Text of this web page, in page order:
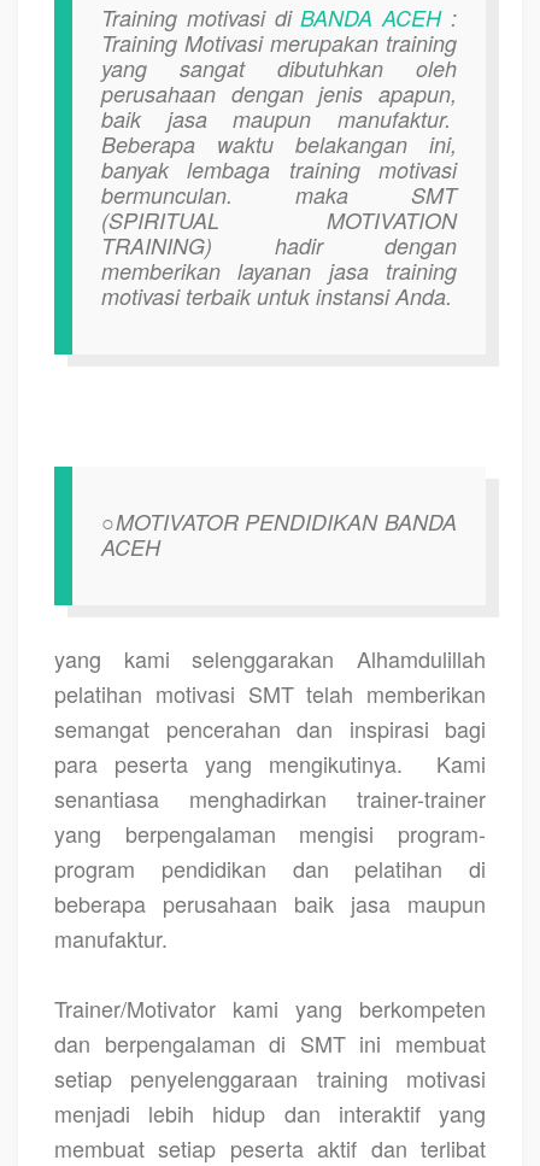
Training motivasi diBANDA ACEH:
Training Motivasi merupakan training
yang sangat dibutuhkan oleh
perusahaan dengan jenis apapun,
baik jasa maupun manufaktur.
Beberapa waktu belakangan ini,
banyak lembaga training motivasi
bermunculan. maka SMT
(SPIRITUAL MOTIVATION
TRAINING) hadir dengan
memberikan layanan jasa training
motivasi terbaik untuk instansi Anda.
○MOTIVATOR PENDIDIKAN BANDA
ACEH
yang kami selenggarakan Alhamdulillah
pelatihan motivasi SMT telah memberikan
semangat pencerahan dan inspirasi bagi
para peserta yang mengikutinya.
Kami
senantiasa menghadirkan trainer-trainer
yang berpengalaman mengisi program-
program pendidikan dan pelatihan di
beberapa perusahaan baik jasa maupun
manufaktur.
Trainer/Motivator kami yang berkompeten
dan berpengalaman di SMT ini membuat
setiap penyelenggaraan training motivasi
menjadi lebih hidup dan interaktif yang
membuat setiap peserta aktif dan terlibat